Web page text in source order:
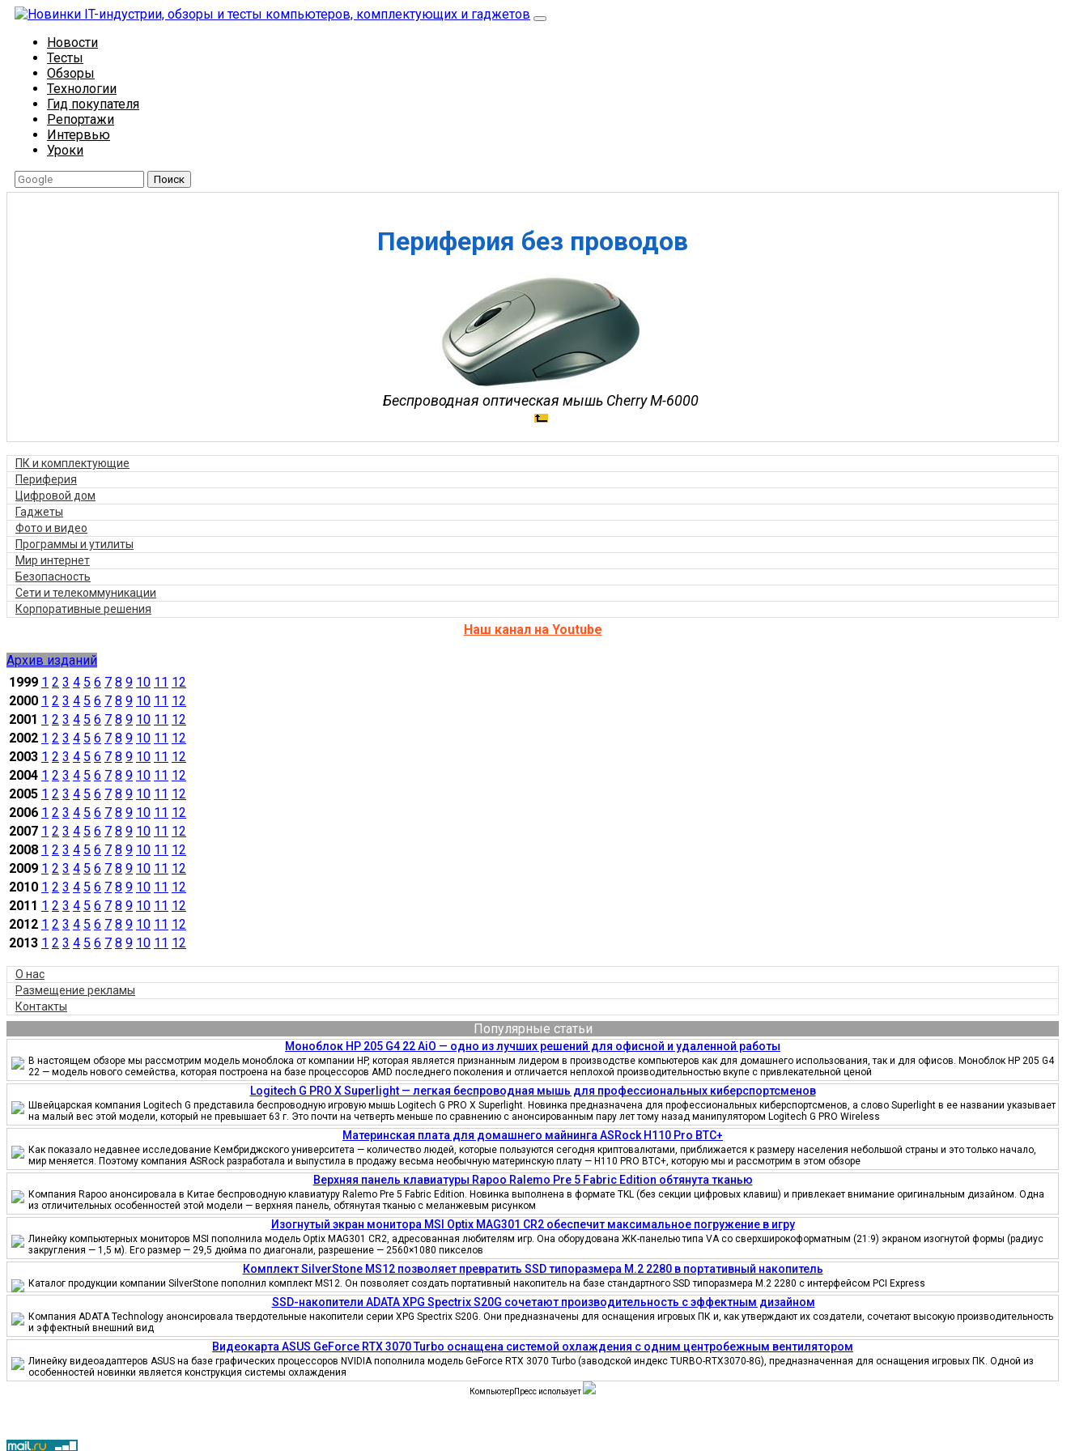
Новости
Тесты
Обзоры
Технологии
Гид покупателя
Репортажи
Интервью
Уроки
Поиск
Периферия без проводов
Беспроводная оптическая мышь Cherry M-6000
ПК и комплектующие
Периферия
Цифровой дом
Гаджеты
Фото и видео
Программы и утилиты
Мир интернет
Безопасность
Сети и телекоммуникации
Корпоративные решения
Наш канал на Youtube
Архив изданий
1999 1 2 3 4 5 6 7 8 9 10 11 12
2000 1 2 3 4 5 6 7 8 9 10 11 12
2001 1 2 3 4 5 6 7 8 9 10 11 12
2002 1 2 3 4 5 6 7 8 9 10 11 12
2003 1 2 3 4 5 6 7 8 9 10 11 12
2004 1 2 3 4 5 6 7 8 9 10 11 12
2005 1 2 3 4 5 6 7 8 9 10 11 12
2006 1 2 3 4 5 6 7 8 9 10 11 12
2007 1 2 3 4 5 6 7 8 9 10 11 12
2008 1 2 3 4 5 6 7 8 9 10 11 12
2009 1 2 3 4 5 6 7 8 9 10 11 12
2010 1 2 3 4 5 6 7 8 9 10 11 12
2011 1 2 3 4 5 6 7 8 9 10 11 12
2012 1 2 3 4 5 6 7 8 9 10 11 12
2013 1 2 3 4 5 6 7 8 9 10 11 12
О нас
Размещение рекламы
Контакты
Популярные статьи
Моноблок HP 205 G4 22 AiO — одно из лучших решений для офисной и удаленной работы
В настоящем обзоре мы рассмотрим модель моноблока от компании HP, которая является признанным лидером в производстве компьютеров как для домашнего использования, так и для офисов. Моноблок HP 205 G4
22 — модель нового семейства, которая построена на базе процессоров AMD последнего поколения и отличается неплохой производительностью вкупе с привлекательной ценой
Logitech G PRO X Superlight — легкая беспроводная мышь для профессиональных киберспортсменов
Швейцарская компания Logitech G представила беспроводную игровую мышь Logitech G PRO X Superlight. Новинка предназначена для профессиональных киберспортсменов, а слово Superlight в ее названии указывает
на малый вес этой модели, который не превышает 63 г. Это почти на четверть меньше по сравнению с анонсированным пару лет тому назад манипулятором Logitech G PRO Wireless
Материнская плата для домашнего майнинга ASRock H110 Pro BTC+
Как показало недавнее исследование Кембриджского университета — количество людей, которые пользуются сегодня криптовалютами, приближается к размеру населения небольшой страны и это только начало,
мир меняется. Поэтому компания ASRock разработала и выпустила в продажу весьма необычную материнскую плату — H110 PRO BTC+, которую мы и рассмотрим в этом обзоре
Верхняя панель клавиатуры Rapoo Ralemo Pre 5 Fabric Edition обтянута тканью
Компания Rapoo анонсировала в Китае беспроводную клавиатуру Ralemo Pre 5 Fabric Edition. Новинка выполнена в формате TKL (без секции цифровых клавиш) и привлекает внимание оригинальным дизайном. Одна
из отличительных особенностей этой модели — верхняя панель, обтянутая тканью с меланжевым рисунком
Изогнутый экран монитора MSI Optix MAG301 CR2 обеспечит максимальное погружение в игру
Линейку компьютерных мониторов MSI пополнила модель Optix MAG301 CR2, адресованная любителям игр. Она оборудована ЖК-панелью типа VA со сверхширокоформатным (21:9) экраном изогнутой формы (радиус
закругления — 1,5 м). Его размер — 29,5 дюйма по диагонали, разрешение — 2560×1080 пикселов
Комплект SilverStone MS12 позволяет превратить SSD типоразмера M.2 2280 в портативный накопитель
Каталог продукции компании SilverStone пополнил комплект MS12. Он позволяет создать портативный накопитель на базе стандартного SSD типоразмера M.2 2280 с интерфейсом PCI Express
SSD-накопители ADATA XPG Spectrix S20G сочетают производительность с эффектным дизайном
Компания ADATA Technology анонсировала твердотельные накопители серии XPG Spectrix S20G. Они предназначены для оснащения игровых ПК и, как утверждают их создатели, сочетают высокую производительность
и эффектный внешний вид
Видеокарта ASUS GeForce RTX 3070 Turbo оснащена системой охлаждения с одним центробежным вентилятором
Линейку видеоадаптеров ASUS на базе графических процессоров NVIDIA пополнила модель GeForce RTX 3070 Turbo (заводской индекс TURBO-RTX3070-8G), предназначенная для оснащения игровых ПК. Одной из
особенностей новинки является конструкция системы охлаждения
КомпьютерПресс использует